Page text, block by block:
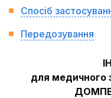
Спосіб
Передозування
для медичного